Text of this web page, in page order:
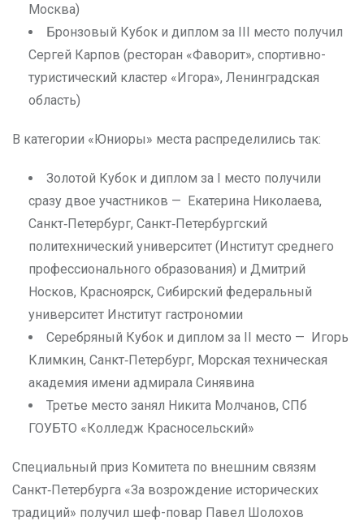
Москва)
Бронзовый Кубок и диплом за III место получил
Сергей Карпов (ресторан «Фаворит», спортивно-
туристический кластер «Игора», Ленинградская
область)
В категории «Юниоры» места распределились так:
Золотой Кубок и диплом за I место получили
сразу двое участников — Екатерина Николаева,
Санкт‑Петербург, Санкт‑Петербургский
политехнический университет (Институт среднего
профессионального образования) и Дмитрий
Носков, Красноярск, Сибирский федеральный
университет Институт гастрономии
Серебряный Кубок и диплом за II место — Игорь
Климкин, Санкт‑Петербург, Морская техническая
академия имени адмирала Синявина
Третье место занял Никита Молчанов, СПб
ГОУБТО «Колледж Красносельский»
Специальный приз Комитета по внешним связям
Санкт‑Петербурга «За возрождение исторических
традиций» получил шеф-повар Павел Шолохов